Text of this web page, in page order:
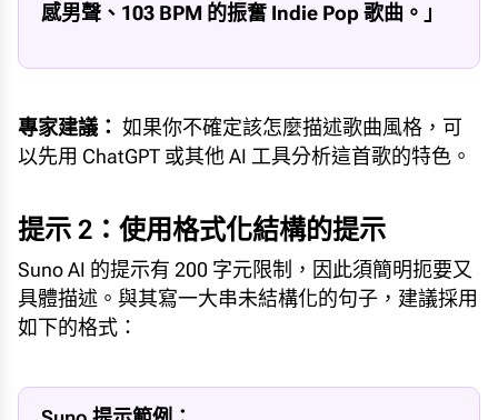
感男聲、103 BPM 的振奮 Indie Pop 歌曲。」
專家建議： 如果你不確定該怎麼描述歌曲風格，可
以先用 ChatGPT 或其他 AI 工具分析這首歌的特色。
提示 2：使用格式化結構的提示
Suno AI 的提示有 200 字元限制，因此須簡明扼要又
具體描述。與其寫一大串未結構化的句子，建議採用
如下的格式：